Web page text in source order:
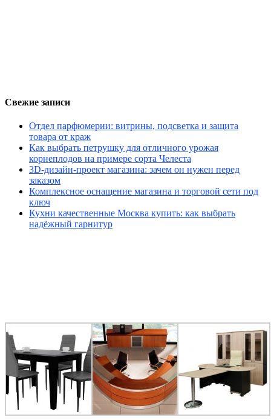
Свежие записи
Отдел парфюмерии: витрины, подсветка и защита
товара от краж
Как выбрать петрушку для отличного урожая
корнеплодов на примере сорта Челеста
3D-дизайн-проект магазина: зачем он нужен перед
заказом
Комплексное оснащение магазина и торговой сети под
ключ
Кухни качественные Москва купить: как выбрать
надёжный гарнитур